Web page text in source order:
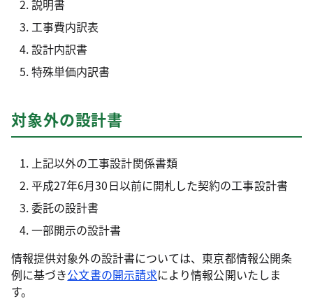
説明書
工事費内訳表
設計内訳書
特殊単価内訳書
対象外の設計書
上記以外の工事設計関係書類
平成27年6月30日以前に開札した契約の工事設計書
委託の設計書
一部開示の設計書
情報提供対象外の設計書については、東京都情報公開条
例に基づき公文書の開示請求により情報公開いたしま
す。